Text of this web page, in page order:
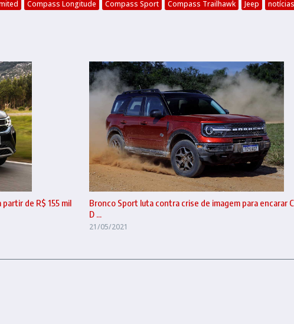
Compass Longitude Compass Sport Compass Trailhawk Jeep notícias
de R$ 155 mil
Bronco Sport luta contra crise de imagem para encarar
D ...
21/05/2021